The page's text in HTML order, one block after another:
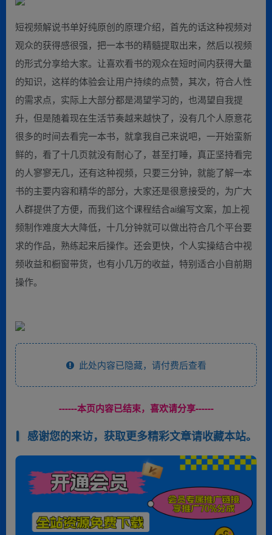
短视频解说书单好纯原创的原理介绍，首先的话这种视频对
观众的获得感很强，把一本书的精髓提取出来，然后以视频
的形式分享给大家。让喜欢看书的观众在短时间内获得大量
的知识，这样的体验会让用户持续的点赞，其次，符合人性
的需求点，实际上大部分都是渴望学习的，也渴望自我提
升，但是随着现在生活节奏越来越快了，没有几个人原意花
很多的时间去看完一本书，就拿我自己来说吧，一开始蛮新
鲜的，看了十几页就没有耐心了，甚至打睡，真正坚持看完
的人寥寥无几，还有这种视频，只要三分钟，就能了解一本
书的主要内容和精华的部分，大家还是很意接受的，为广大
人群提供了方便，而我们这个课程结合ai编写文案，加上视
频制作难度大大降低，十几分钟就可以做出符合几个平台要
求的作品，熟练起来后操作。还会更快，个人实操结合中视
频收益和橱窗带货，也有小几万的收益，特别适合小自前期
操作。
此处内容已隐藏，请付费后查看
------本页内容已结束，喜欢请分享------
感谢您的来访，获取更多精彩文章请收藏本站。